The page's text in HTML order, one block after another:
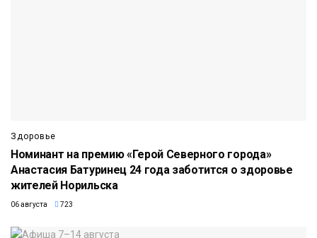
Здоровье
Номинант на премию «Герой Северного города»
Анастасия Батуринец 24 года заботится о здоровье
жителей Норильска
06 августа 723